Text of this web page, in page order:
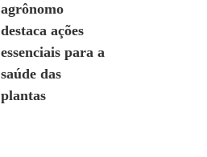
agrônomo
destaca ações
essenciais para a
saúde das
plantas